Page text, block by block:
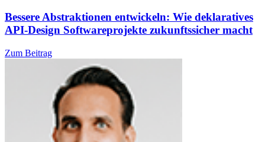
Bessere Abstraktionen entwickeln: Wie deklaratives
API-Design Softwareprojekte zukunftssicher macht
Zum Beitrag